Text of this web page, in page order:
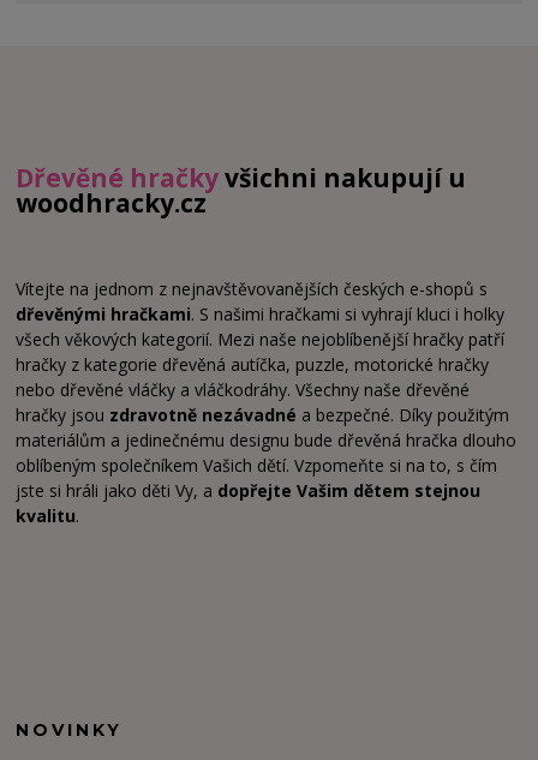
Dřevěné hračkyvšichni nakupují u
woodhracky.cz
Vítejte na jednom z nejnavštěvovanějších českých e-shopů s
dřevěnými hračkami. S našimi hračkami si vyhrají kluci i holky
všech věkových kategorií. Mezi naše nejoblíbenější hračky patří
hračky z kategorie dřevěná autíčka, puzzle, motorické hračky
nebo dřevěné vláčky a vláčkodráhy. Všechny naše dřevěné
hračky jsou zdravotně nezávadné a bezpečné. Díky použitým
materiálům a jedinečnému designu bude dřevěná hračka dlouho
oblíbeným společníkem Vašich dětí. Vzpomeňte si na to, s čím
jste si hráli jako děti Vy, a dopřejte Vašim dětem stejnou
kvalitu.
NOVINKY